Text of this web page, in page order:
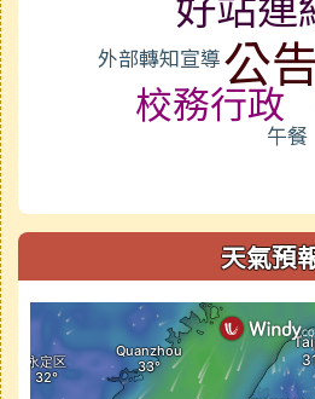
外部轉知宣導公
校務行政
午餐
天氣預